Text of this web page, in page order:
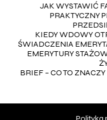
JAK WYSTAWIĆ
PRAKTYCZNY
KIEDY WDOWY
ŚWIADCZENIA
EMERYTURY
BRIEF – CO TO